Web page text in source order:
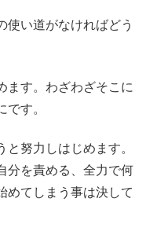
使い道がなければどう
ます。わざわざそこに
す。
努力しはじめます。
分を責める、全力で何
めてしまう事は決して